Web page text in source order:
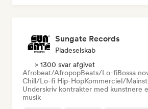
Sungate Records
Pladeselskab
> 1300 svar afgivet
Afrobeat/AfropopBeats/Lo-fiBossa
Chill/Lo-fi Hip-HopKommerciel/
Underskriv kontrakter med kunstnere
musik